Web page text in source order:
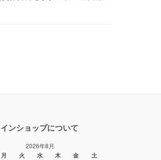
ンショップについて
2026年8月
月 火 水 木 金
土